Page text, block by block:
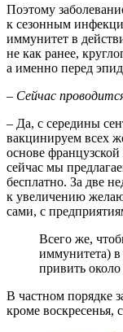
Поэтому
к сезонным
иммунитет в
не как ранее,
а именно перед
– Сейчас
– Да, с середины
вакцинируем всех
основе
сейчас мы
бесплатно. За две
к увеличению
сами, с
Всего же,
иммунитета) в
привить
В частном порядке
кроме воскресенья,